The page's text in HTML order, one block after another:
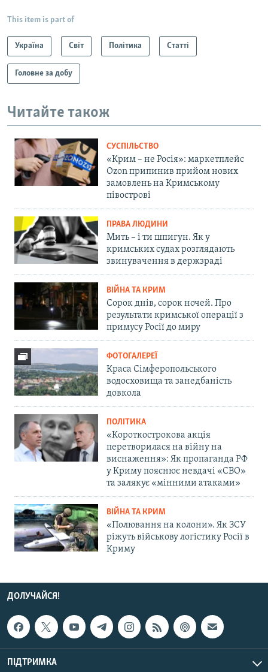
This item is part of
Україна Світ Політика Статті
Головне за добу
Читайте також
СУСПІЛЬСТВО
«Крим – не Росія»: маркетплейс
Ozon припинив прийом нових
замовлень на Кримському
півострові
ПРАВА ЛЮДИНИ
Мить – і ти шпигун. Як у
кримських судах розглядають
звинувачення в держзраді
ВІЙНА ТА КРИМ
Сорок днів, сорок ночей. Про
результати кримської операції з
примусу Росії до миру
ФОТОГАЛЕРЕЇ
Краса Сімферопольського
водосховища та занедбаність
довкола
ПОЛІТИКА
«Короткострокова акція
перетворилася на війну на
виснаження»: Як пропаганда РФ
у Криму пояснює невдачі «СВО»
та залякує «мінними атаками»
ВІЙНА ТА КРИМ
«Полювання на колони». Як ЗСУ
ріжуть військову логістику Росії в
Криму
ДОЛУЧАЙСЯ!
ПІДТРИМКА